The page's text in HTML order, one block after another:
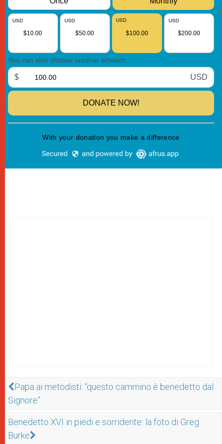
Papa ai metodisti: “questo cammino è benedetto dal
Signore”
Benedetto XVI in piedi e sorridente: la foto di Greg
Burke